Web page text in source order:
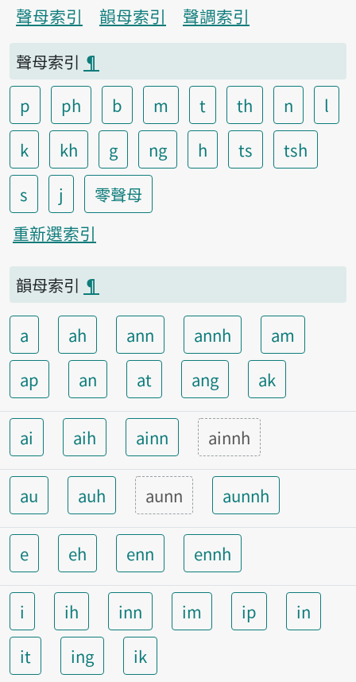
聲母索引
韻母索引
聲調索引
聲母索引 ¶
p
ph b m t th n
l
k
kh g ng h ts
tsh
s
j
零聲母
重新選索引
韻母索引 ¶
a ah ann annh
am
ap
an at ang ak
ai aih ainn ainnh
au auh aunn aunnh
e eh enn ennh
i ih inn im ip
in
it
ing ik